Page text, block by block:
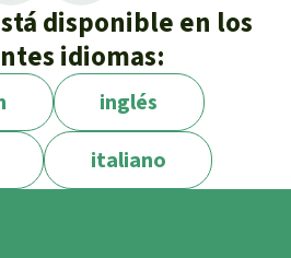
disponible en los
idiomas:
inglés
italiano